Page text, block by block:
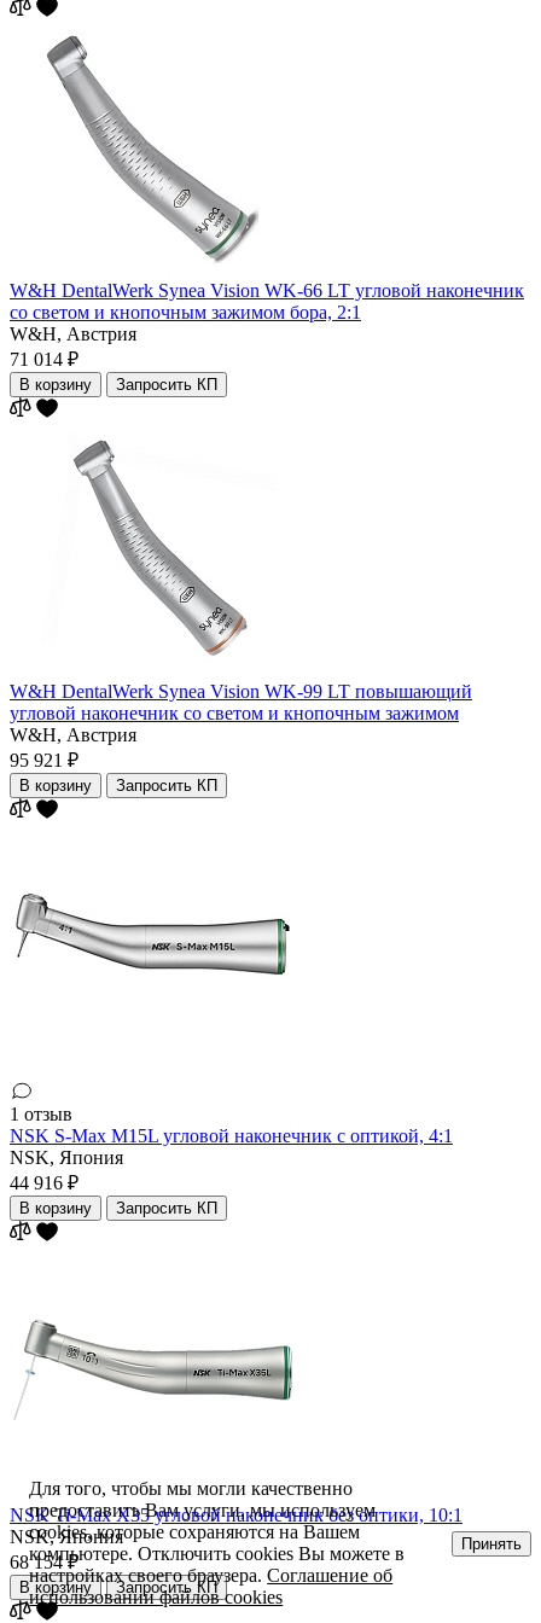
W&H DentalWerk Synea Vision WK-66 LT угловой наконечник
со светом и кнопочным зажимом бора, 2:1
W&H, Австрия
71 014 ₽
В корзину Запросить КП
W&H DentalWerk Synea Vision WK-99 LT повышающий
угловой наконечник со светом и кнопочным зажимом
W&H, Австрия
95 921 ₽
В корзину Запросить КП
1 отзыв
NSK S-Max M15L угловой наконечник с оптикой, 4:1
NSK, Япония
44 916 ₽
В корзину Запросить КП
NSK Ti-Max X35 угловой наконечник без оптики, 10:1
NSK,Япония
68 154 ₽
В корзину Запросить КП
Для того, чтобы мы могли качественно
предоставить Вам услуги, мы используем
cookies, которые сохраняются на Вашем
компьютере. Отключить cookies Вы можете в
настройках своего браузера.Соглашение об
использовании файлов cookies
Принять